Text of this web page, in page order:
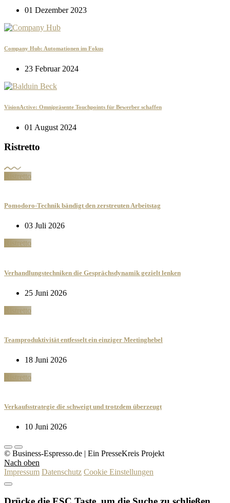
01 Dezember 2023
Company Hub: Automationen im Fokus
23 Februar 2024
VisionActive: Omnipräsente Touchpoints für Bewerber schaffen
01 August 2024
Ristretto
Ristretto
Pomodoro-Technik bändigt den zerstreuten Arbeitstag
03 Juli 2026
Ristretto
Verhandlungstechniken die Gesprächsdynamik gezielt lenken
25 Juni 2026
Ristretto
Teamproduktivität entfesselt ein einziger Meetinghebel
18 Juni 2026
Ristretto
Verkaufsstrategie die schweigt und trotzdem überzeugt
10 Juni 2026
© Business-Espresso.de | Ein PresseKreis Projekt
Nach oben
Impressum Datenschutz Cookie Einstellungen